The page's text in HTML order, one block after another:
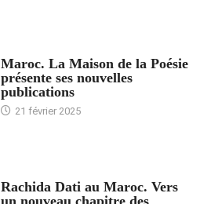
Maroc. La Maison de la Poésie
présente ses nouvelles
publications
21 février 2025
Rachida Dati au Maroc. Vers